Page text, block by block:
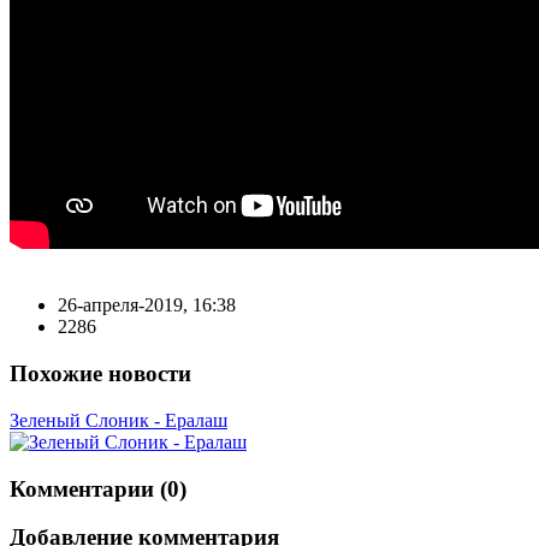
26-апреля-2019, 16:38
2286
Похожие новости
Зеленый Слоник - Ералаш
Комментарии (0)
Добавление комментария